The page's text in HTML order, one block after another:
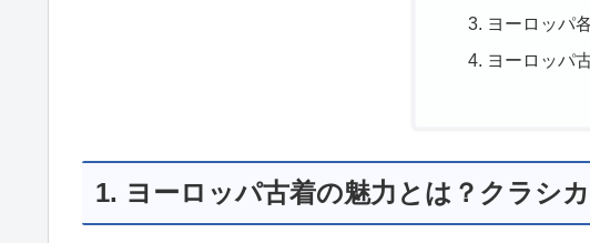
ヨーロッパ
ヨーロッパ
1. ヨーロッパ古着の魅力とは？クラシ